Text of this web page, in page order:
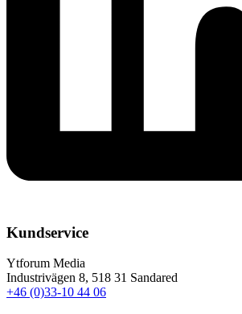
Kundservice
Ytforum Media
Industrivägen 8, 518 31 Sandared
+46 (0)33-10 44 06